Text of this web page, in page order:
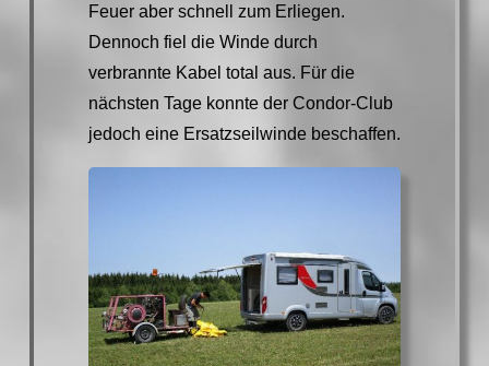
Feuer aber schnell zum Erliegen.
Dennoch fiel die Winde durch
verbrannte Kabel total aus. Für die
nächsten Tage konnte der Condor-Club
jedoch eine Ersatzseilwinde beschaffen.